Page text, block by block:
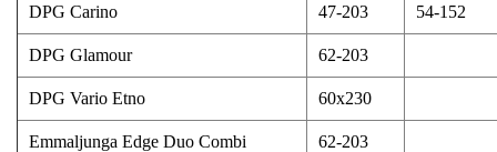
DPG Carino 47-203 54-152
DPG Glamour 62-203
DPG Vario Etno 60x230
Emmaljunga Edge Duo Combi 62-203